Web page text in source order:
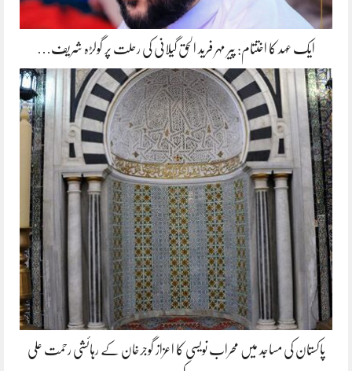
ایک عہد کا اختتام: پیر مہر فرید الحق گیلانی کی رحلت پر گولڑہ شریف…
پاکستان کی مساجد میں محراب نویسی کا اعزاز گوجرخان کے رہائشی رحمت علی